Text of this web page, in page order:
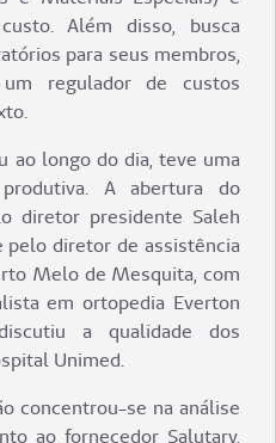
Além disso, busca
para seus membros,
regulador de custos
ao longo do dia, teve uma
A abertura do
diretor presidente Saleh
pelo diretor de assistência
Melo de Mesquita, com
em ortopedia Everton
a qualidade dos
Unimed.
concentrou-se na análise
ao fornecedor Salutary,